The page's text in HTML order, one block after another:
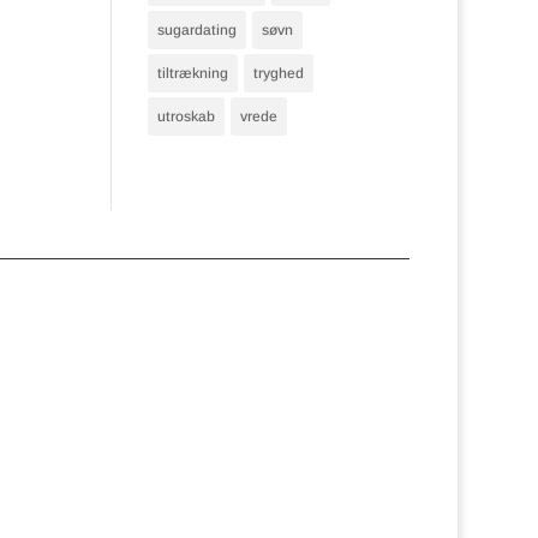
sugardating søvn
tiltrækning tryghed
utroskab vrede